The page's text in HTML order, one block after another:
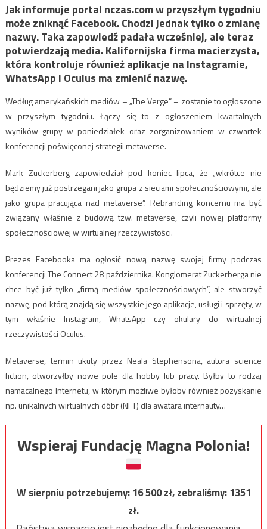
Jak informuje portal nczas.com w przyszłym tygodniu
może zniknąć Facebook. Chodzi jednak tylko o zmianę
nazwy. Taka zapowiedź padała wcześniej, ale teraz
potwierdzają media. Kalifornijska firma macierzysta,
która kontroluje również aplikacje na Instagramie,
WhatsApp i Oculus ma zmienić nazwę.
Według amerykańskich mediów – „The Verge” – zostanie to ogłoszone
w przyszłym tygodniu. Łączy się to z ogłoszeniem kwartalnych
wyników grupy w poniedziałek oraz zorganizowaniem w czwartek
konferencji poświęconej strategii metaverse.
Mark Zuckerberg zapowiedział pod koniec lipca, że „wkrótce nie
będziemy już postrzegani jako grupa z sieciami społecznościowymi, ale
jako grupa pracująca nad metaverse”. Rebranding koncernu ma być
związany właśnie z budową tzw. metaverse, czyli nowej platformy
społecznościowej w wirtualnej rzeczywistości.
Prezes Facebooka ma ogłosić nową nazwę swojej firmy podczas
konferencji The Connect 28 października. Konglomerat Zuckerberga nie
chce być już tylko „firmą mediów społecznościowych”, ale stworzyć
nazwę, pod którą znajdą się wszystkie jego aplikacje, usługi i sprzęty, w
tym właśnie Instagram, WhatsApp czy okulary do wirtualnej
rzeczywistości Oculus.
Metaverse, termin ukuty przez Neala Stephensona, autora science
fiction, otworzyłby nowe pole dla hobby lub pracy. Byłby to rodzaj
namacalnego Internetu, w którym możliwe byłoby również pozyskanie
np. unikalnych wirtualnych dóbr (NFT) dla awatara internauty…
Wspieraj Fundację Magna Polonia!
W sierpniu potrzebujemy:16 500zł, zebraliśmy:1351
zł.